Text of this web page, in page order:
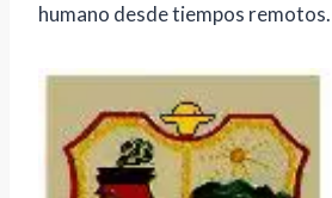
humano desde tiempos remotos.